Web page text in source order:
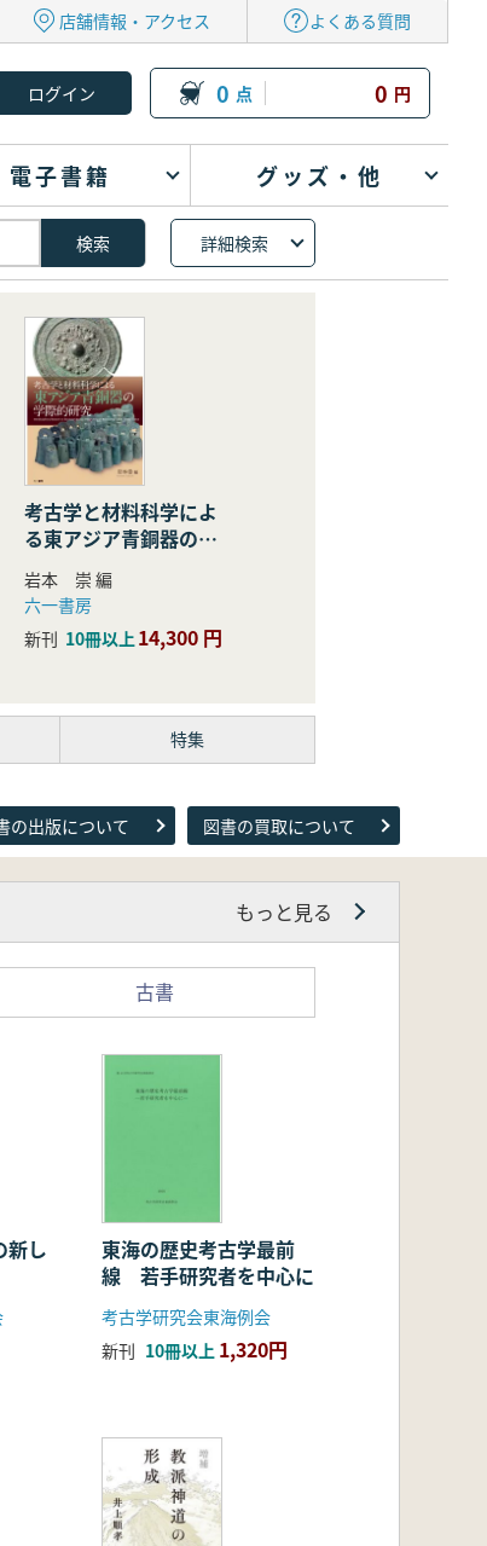
店舗情報・アクセス よくある質問
0 点 0 円
電子書籍 グッズ・他
詳細検索
考古学と材料科学によ
る東アジア青銅器の学
際的研究
岩本 崇 編
六一書房
新刊 10冊以上14,300 円
特集
の出版について 図書の買取について
もっと見る
古書
新し
東海の歴史考古学最前
線 若手研究者を中心に
考古学研究会東海例会
新刊 10冊以上 1,320円